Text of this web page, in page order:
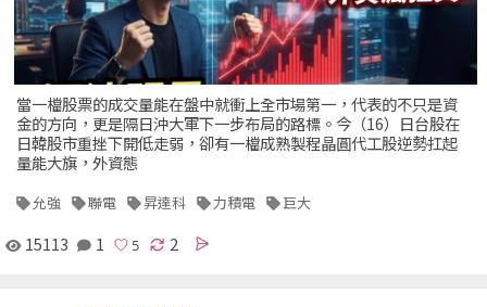
當一檔股票的成交量能在盤中就衝上全市場第一，代表的不只是資
金的方向，更是隔日沖大軍下一步布局的路標。今（16）日台股在
日韓股市重挫下開低走弱，卻有一檔成熟製程晶圓代工股逆勢扛起
量能大旗，外資態
允強 聯電 昇達科 力積電 巨大
15113 1 2